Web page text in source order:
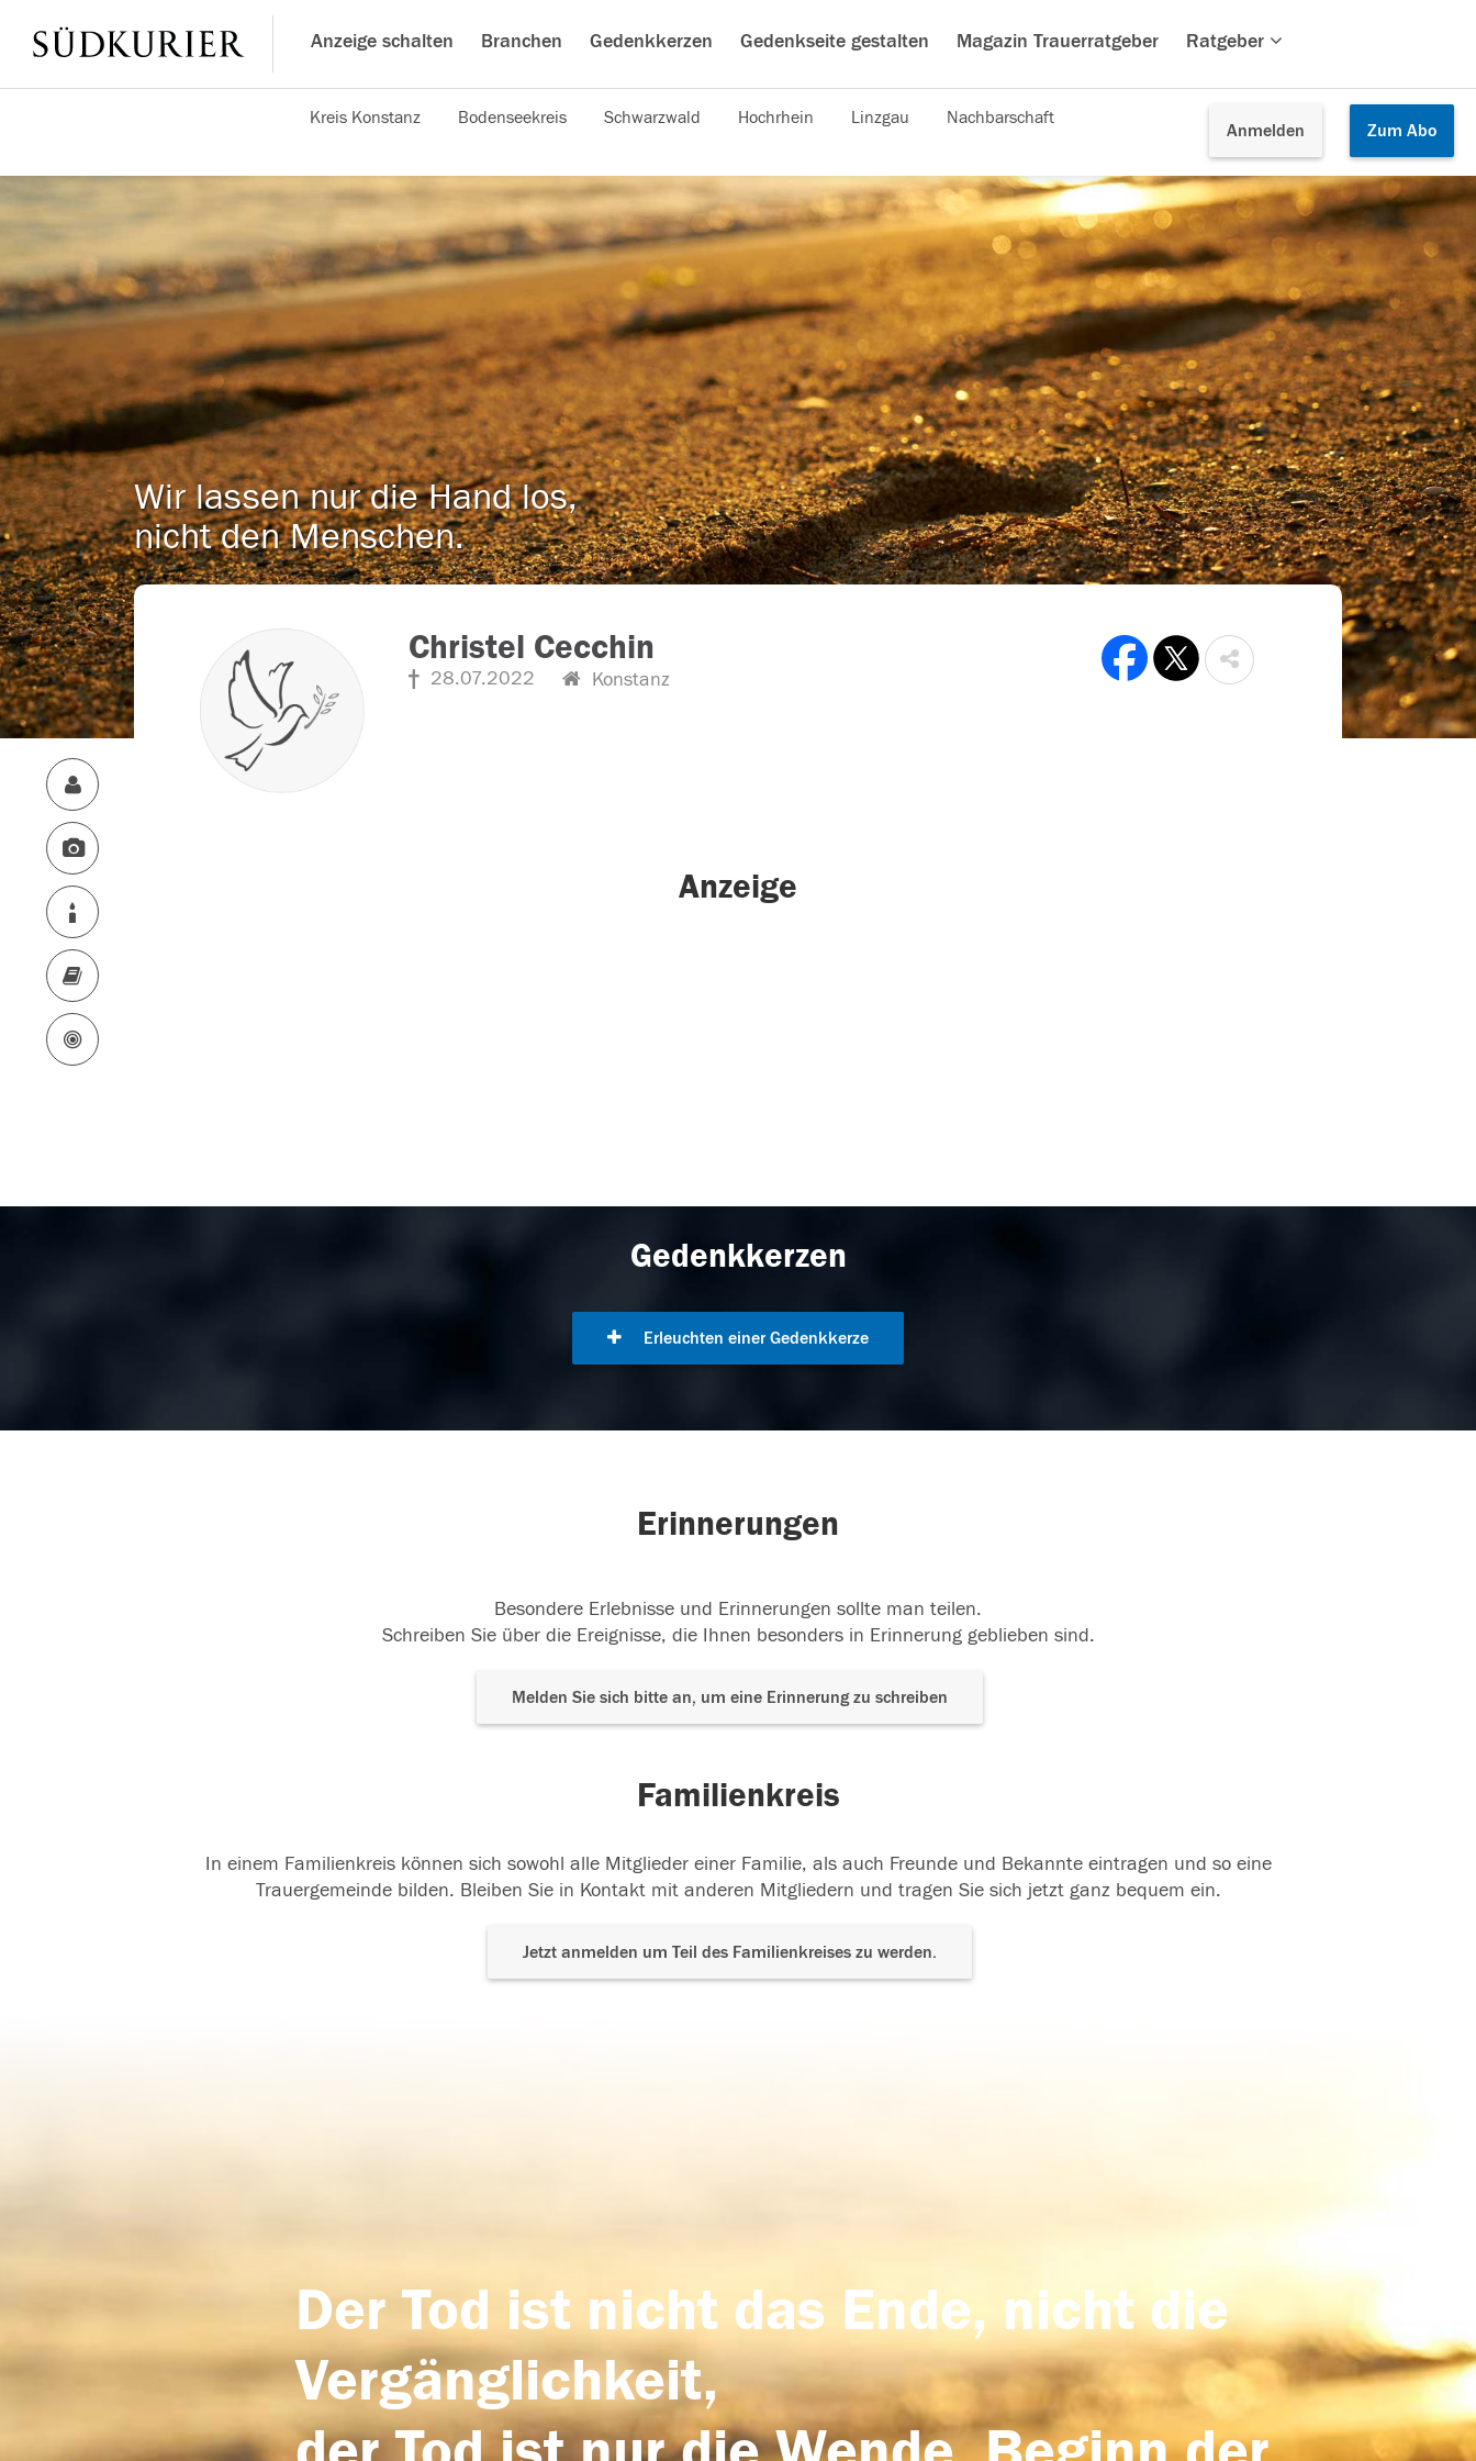
Anzeige schalten Branchen Gedenkkerzen Gedenkseite gestalten Magazin Trauerratgeber Ratgeber
Anmelden Zum Abo
Kreis Konstanz Bodenseekreis Schwarzwald Hochrhein Linzgau Nachbarschaft
Wir lassen nur die Hand los,
nicht den Menschen.
Christel Cecchin
28.07.2022 Konstanz
Anzeige
Gedenkkerzen
Erleuchten einer Gedenkkerze
Erinnerungen
Besondere Erlebnisse und Erinnerungen sollte man teilen.
Schreiben Sie über die Ereignisse, die Ihnen besonders in Erinnerung geblieben sind.
Melden Sie sich bitte an, um eine Erinnerung zu schreiben
Familienkreis
In einem Familienkreis können sich sowohl alle Mitglieder einer Familie, als auch Freunde und Bekannte eintragen und so eine
Trauergemeinde bilden. Bleiben Sie in Kontakt mit anderen Mitgliedern und tragen Sie sich jetzt ganz bequem ein.
Jetzt anmelden um Teil des Familienkreises zu werden.
Der Tod ist nicht das Ende, nicht die
Vergänglichkeit,